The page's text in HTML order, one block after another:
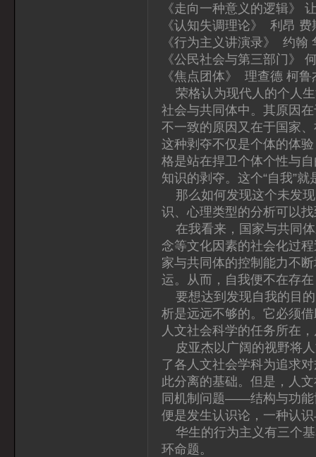
《走向一种意义的逻辑》
《认知失调理论》 利昂
《行为主义讲演录》 约
《公民社会与第三部门》
《焦点团体》 理查德 柯
荣格认为现代人的个人生
社会与共同体中。其原因
不一致的原因又在于国家
这种剥夺不仅是个体的体
格是站在捍卫个体个性与
知识的剥夺。这个“自我”
那么如何发现这个未发现
识、心理类型的分析可以
在我看来，国家与共同体
念等文化因素的社会化过
家与共同体的控制能力不
运。从而，自我便不在存
要想达到发现自我的目的
析是远远不够的。它必须
人文社会科学的任务所在
皮亚杰以广阔的视野将人
了各人文社会学科为追求
此分离的基础。但是，人
同机制问题——结构与功
便是发生认识论，一种认
华生的行为主义有三个
环命题。